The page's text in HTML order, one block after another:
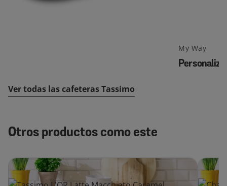
My Way
Ver todas las cafeteras Tassimo
Otros productos como este